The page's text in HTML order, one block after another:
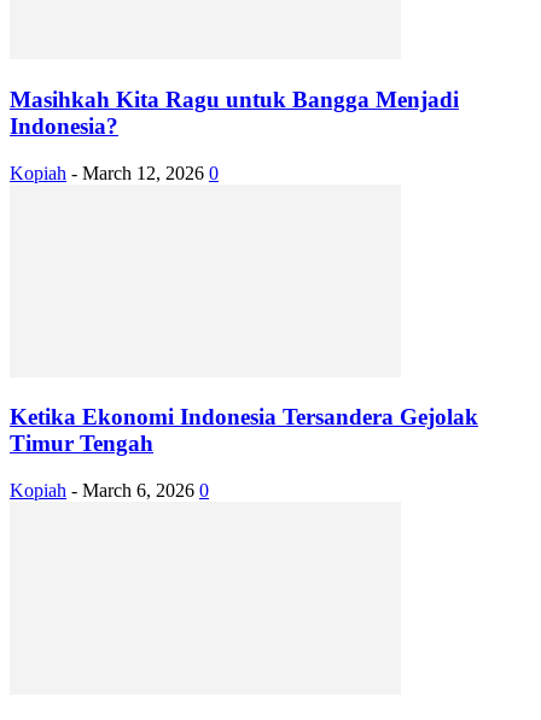
Masihkah Kita Ragu untuk Bangga Menjadi
Indonesia?
Kopiah - March 12, 2026 0
Ketika Ekonomi Indonesia Tersandera Gejolak
Timur Tengah
Kopiah - March 6, 2026 0